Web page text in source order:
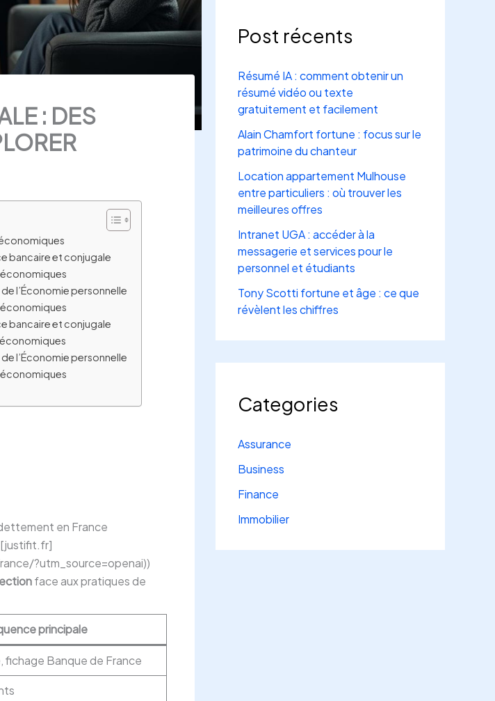
: DES
bancaire et conjugale
économiques
l’Économie personnelle
économiques
bancaire et conjugale
économiques
l’Économie personnelle
économiques
en France
?utm_source=openai))
face aux pratiques de
principale
Banque de France
Post récents
Résumé IA : comment obtenir un
résumé vidéo ou texte
gratuitement et facilement
Alain Chamfort fortune : focus sur le
patrimoine du chanteur
Location appartement Mulhouse
entre particuliers : où trouver les
meilleures offres
Intranet UGA : accéder à la
messagerie et services pour le
personnel et étudiants
Tony Scotti fortune et âge : ce que
révèlent les chiffres
Categories
Assurance
Business
Finance
Immobilier